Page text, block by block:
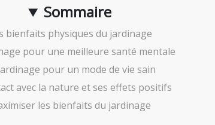
Sommaire
bienfaits physiques du jardinage
pour une meilleure santé mentale
pour un mode de vie sain
avec la nature et ses effets positifs
les bienfaits du jardinage